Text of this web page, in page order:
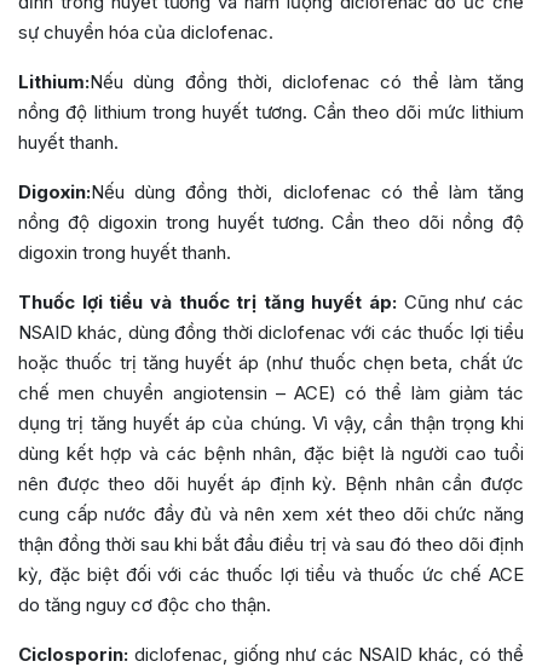
sự chuyển hóa của diclofenac.
Lithium:Nếu dùng đồng thời, diclofenac có thể làm tăng
nồng độ lithium trong huyết tương. Cần theo dõi mức lithium
huyết thanh.
Digoxin:Nếu dùng đồng thời, diclofenac có thể làm tăng
nồng độ digoxin trong huyết tương. Cần theo dõi nồng độ
digoxin trong huyết thanh.
Thuốc lợi tiểu và thuốc trị tăng huyết áp: Cũng như các
NSAID khác, dùng đồng thời diclofenac với các thuốc lợi tiểu
hoặc thuốc trị tăng huyết áp (như thuốc chẹn beta, chất ức
chế men chuyển angiotensin – ACE) có thể làm giảm tác
dụng trị tăng huyết áp của chúng. Vì vậy, cần thận trọng khi
dùng kết hợp và các bệnh nhân, đặc biệt là người cao tuổi
nên được theo dõi huyết áp định kỳ. Bệnh nhân cần được
cung cấp nước đầy đủ và nên xem xét theo dõi chức năng
thận đồng thời sau khi bắt đầu điều trị và sau đó theo dõi định
kỳ, đặc biệt đối với các thuốc lợi tiểu và thuốc ức chế ACE
do tăng nguy cơ độc cho thận.
Ciclosporin: diclofenac, giống như các NSAID khác, có thể